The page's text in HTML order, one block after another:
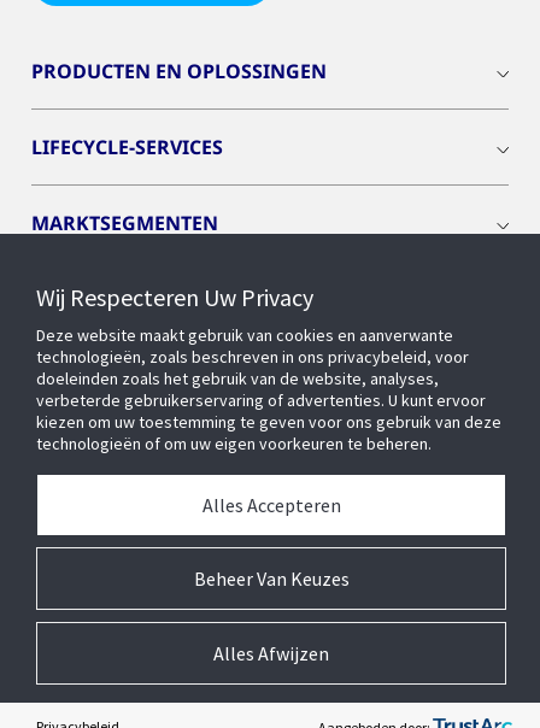
PRODUCTEN EN OPLOSSINGEN
LIFECYCLE-SERVICES
MARKTSEGMENTEN
CYBER SOLUTIONS
OPENBLUE
SLIMME GEBOUWEN
Wij Respecteren Uw Privacy
Deze website maakt gebruik van cookies en aanverwante
technologieën, zoals beschreven in ons privacybeleid, voor
doeleinden zoals het gebruik van de website, analyses,
verbeterde gebruikerservaring of advertenties. U kunt ervoor
kiezen om uw toestemming te geven voor ons gebruik van deze
technologieën of om uw eigen voorkeuren te beheren.
Beheer Van Keuzes
Alles Accepteren
Alles Afwijzen
Cookie Voorkeursinstellingen